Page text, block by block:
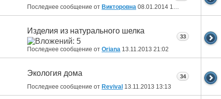
Последнее сообщение от Викторовна 08.01.2014 17:42
Изделия из натурального шелка
Последнее сообщение от Oriana 13.11.2013 21:02
33
Экология дома
Последнее сообщение от Revival 13.11.2013 13:13
34